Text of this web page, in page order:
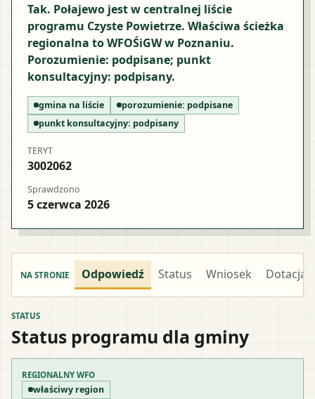
Tak. Połajewo jest w centralnej liście
programu Czyste Powietrze. Właściwa ścieżka
regionalna to WFOŚiGW w Poznaniu.
Porozumienie: podpisane; punkt
konsultacyjny: podpisany.
gmina na liście porozumienie: podpisane
punkt konsultacyjny: podpisany
TERYT
3002062
Sprawdzono
5 czerwca 2026
NA STRONIE Odpowiedź Status Wniosek Dotacja
STATUS
Status programu dla gminy
REGIONALNY WFO
właściwy region